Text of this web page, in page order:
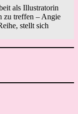
als Illustratorin
zu treffen – Angie
stellt sich